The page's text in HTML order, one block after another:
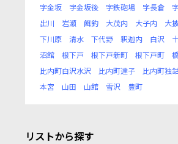
字金坂
字金坂後 字鉄砲場 字長倉
出川
岩瀬 餌釣 大茂内 大子内 大
下川原
清水 下代野 釈迦内 白沢
沼館
根下戸 根下戸新町 根下戸町
比内町白沢水沢
比内町達子 比内町独
本宮
山田 山館 雪沢 豊町
リストから探す